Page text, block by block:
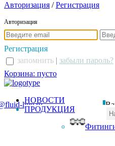
Авторизация /Регистрация
Авторизация
Регистрация
запомнить
забыли пароль?
Корзина: пусто
line.ru
НОВОСТИ
ПРОДУКЦИЯ